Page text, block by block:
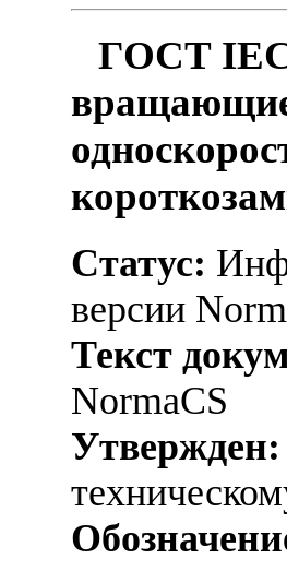
ГОСТ IEC
Статус:
версии
Текст
NormaCS
Утвержден: